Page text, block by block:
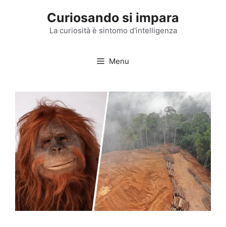
Curiosando si impara
La curiosità è sintomo d'intelligenza
Menu